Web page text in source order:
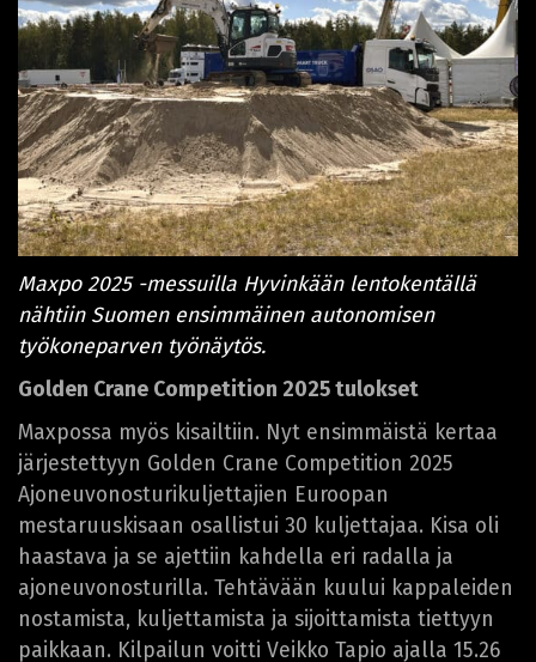
Maxpo 2025 -messuilla Hyvinkään lentokentällä
nähtiin Suomen ensimmäinen autonomisen
työkoneparven työnäytös.
Golden Crane Competition 2025 tulokset
Maxpossa myös kisailtiin. Nyt ensimmäistä kertaa
järjestettyyn Golden Crane Competition 2025
Ajoneuvonosturikuljettajien Euroopan
mestaruuskisaan osallistui 30 kuljettajaa. Kisa oli
haastava ja se ajettiin kahdella eri radalla ja
ajoneuvonosturilla. Tehtävään kuului kappaleiden
nostamista, kuljettamista ja sijoittamista tiettyyn
paikkaan. Kilpailun voitti Veikko Tapio ajalla 15.26